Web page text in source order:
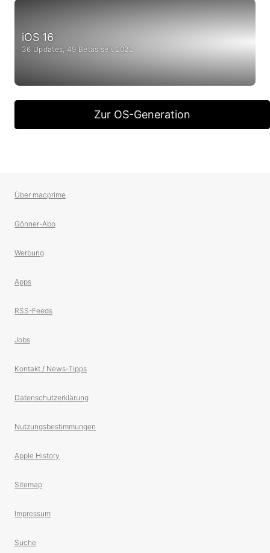
iOS 16
36 Updates, 49 Betas seit 2022
Zur OS-Generation
Über macprime
Gönner-Abo
Werbung
Apps
RSS-Feeds
Jobs
Kontakt / News-Tipps
Datenschutzerklärung
Nutzungsbestimmungen
Apple History
Sitemap
Impressum
Suche